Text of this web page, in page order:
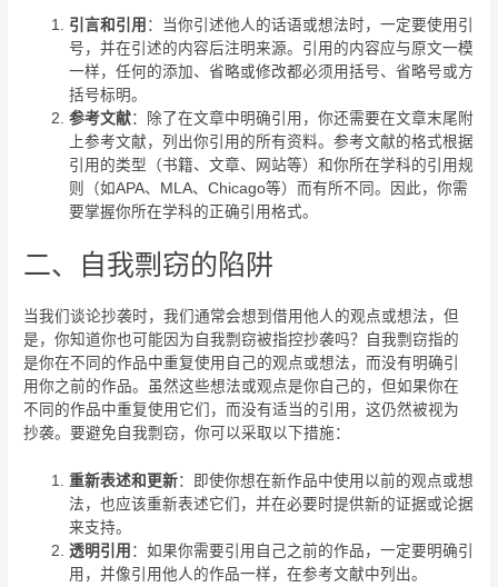
引言和引用 ：当你引述他人的话语或想法时，一定要使用引
号，并在引述的内容后注明来源。引用的内容应与原文一模
一样，任何的添加、省略或修改都必须用括号、省略号或方
括号标明。
参考文献：除了在文章中明确引用，你还需要在文章末尾附
上参考文献，列出你引用的所有资料。参考文献的格式根据
引用的类型（书籍、文章、网站等）和你所在学科的引用规
则（如APA、MLA、Chicago等）而有所不同。因此，你需
要掌握你所在学科的正确引用格式。
二、自我剽窃的陷阱
当我们谈论抄袭时，我们通常会想到借用他人的观点或想法，但
是，你知道你也可能因为自我剽窃被指控抄袭吗？自我剽窃指的
是你在不同的作品中重复使用自己的观点或想法，而没有明确引
用你之前的作品。虽然这些想法或观点是你自己的，但如果你在
不同的作品中重复使用它们，而没有适当的引用，这仍然被视为
抄袭。要避免自我剽窃，你可以采取以下措施：
重新表述和更新：即使你想在新作品中使用以前的观点或想
法，也应该重新表述它们，并在必要时提供新的证据或论据
来支持。
透明引用 ：如果你需要引用自己之前的作品，一定要明确引
用，并像引用他人的作品一样，在参考文献中列出。